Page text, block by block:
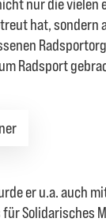
hat, sondern
Radsport
er u.a. auch
Solidarisches